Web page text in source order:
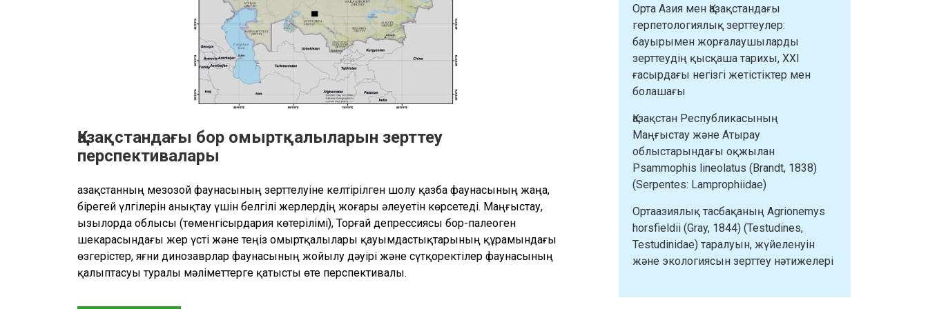
Қазақстандағы бор омыртқалыларын зерттеу
перспективалары
Қазақстанның мезозой фаунасының зерттелуіне келтірілген шолу қазба фаунасының жаңа,
бірегей үлгілерін анықтау үшін белгілі жерлердің жоғары әлеуетін көрсетеді. Маңғыстау,
Қызылорда облысы (төменгісырдария көтерілімі), Торғай депрессиясы бор-палеоген
шекарасындағы жер үсті және теңіз омыртқалылары қауымдастықтарының құрамындағы
өзгерістер, яғни динозаврлар фаунасының жойылу дәуірі және сүтқоректілер фаунасының
қалыптасуы туралы мәліметтерге қатысты өте перспективалы.
Орта Азия мен Қазақстандағы
герпетологиялық зерттеулер:
бауырымен жорғалаушыларды
зерттеудің қысқаша тарихы, XXI
ғасырдағы негізгі жетістіктер мен
болашағы
Қазақстан Республикасының
Маңғыстау және Атырау
облыстарындағы оқжылан
Psammophis lineolatus (Brandt, 1838)
(Serpentes: Lamprophiidae)
Ортаазиялық тасбақаның Agrionemys
horsfieldii (Gray, 1844) (Testudines,
Testudinidae) таралуын, жүйеленуін
және экологиясын зерттеу нәтижелері